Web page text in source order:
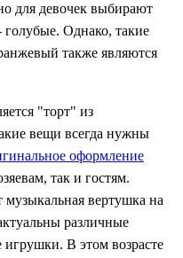
для девочек выбирают
голубые. Однако, такие
также являются
"торт" из
вещи всегда нужны
оформление
так и гостям.
вертушка на
различные
В этом возрасте